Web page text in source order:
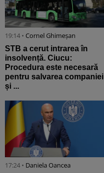
19:14 • Cornel Ghimeșan
STB a cerut intrarea în
insolvență. Ciucu:
Procedura este necesară
pentru salvarea companiei
și ...
17:24 • Daniela Oancea